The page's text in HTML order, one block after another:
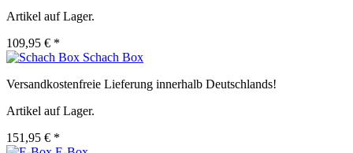
Artikel auf Lager.
109,95 € *
Schach Box
Versandkostenfreie Lieferung innerhalb Deutschlands!
Artikel auf Lager.
151,95 € *